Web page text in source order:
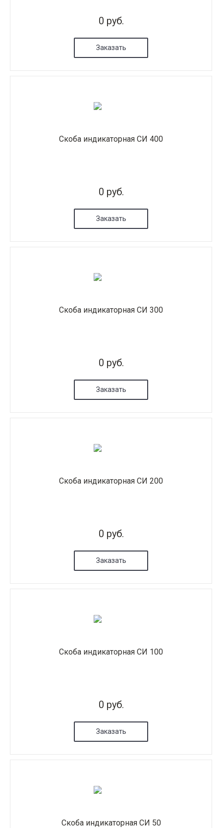
0 руб.
Заказать
Скоба индикаторная СИ 400
0 руб.
Заказать
Скоба индикаторная СИ 300
0 руб.
Заказать
Скоба индикаторная СИ 200
0 руб.
Заказать
Скоба индикаторная СИ 100
0 руб.
Заказать
Скоба индикаторная СИ 50